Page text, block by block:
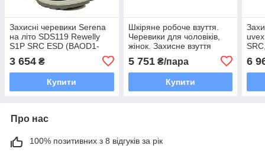
Захисні черевики Serena
на літо SDS119 Rewelly
S1P SRC ESD (BAOD1-
3 654 ₴
Купити
Шкіряне робоче взуття.
Черевики для чоловіків,
жінок. Захисне взуття
SINATRA ESD S3S CI FO
SR 42p
5 751₴/пара
Купити
6
Про нас
100% позитивних з 8 відгуків за рік